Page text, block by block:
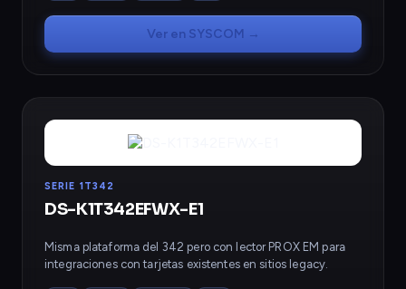
Ver en SYSCOM →
SERIE 1T342
DS-K1T342EFWX-E1
Misma plataforma del 342 pero con lector PROX EM para
integraciones con tarjetas existentes en sitios legacy.